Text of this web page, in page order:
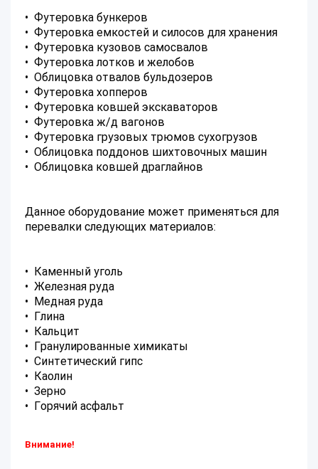
• Футеровка бункеров
• Футеровка емкостей и силосов для хранения
• Футеровка кузовов самосвалов
• Футеровка лотков и желобов
• Облицовка отвалов бульдозеров
• Футеровка хопперов
• Футеровка ковшей экскаваторов
• Футеровка ж/д вагонов
• Футеровка грузовых трюмов сухогрузов
• Облицовка поддонов шихтовочных машин
• Облицовка ковшей драглайнов
Данное оборудование может применяться для
перевалки следующих материалов:
• Каменный уголь
• Железная руда
• Медная руда
• Глина
• Кальцит
• Гранулированные химикаты
• Синтетический гипс
• Каолин
• Зерно
• Горячий асфальт
Внимание!